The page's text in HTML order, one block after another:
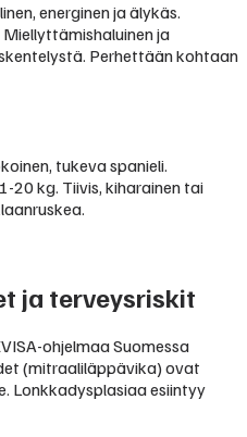
energinen ja älykäs.
ja
Perhettään kohtaan
tukeva spanieli.
20 kg. Tiivis, kiharainen tai
ja terveysriskit
ohjelmaa Suomessa
(mitraaliläppävika) ovat
Lonkkadysplasiaa esiintyy